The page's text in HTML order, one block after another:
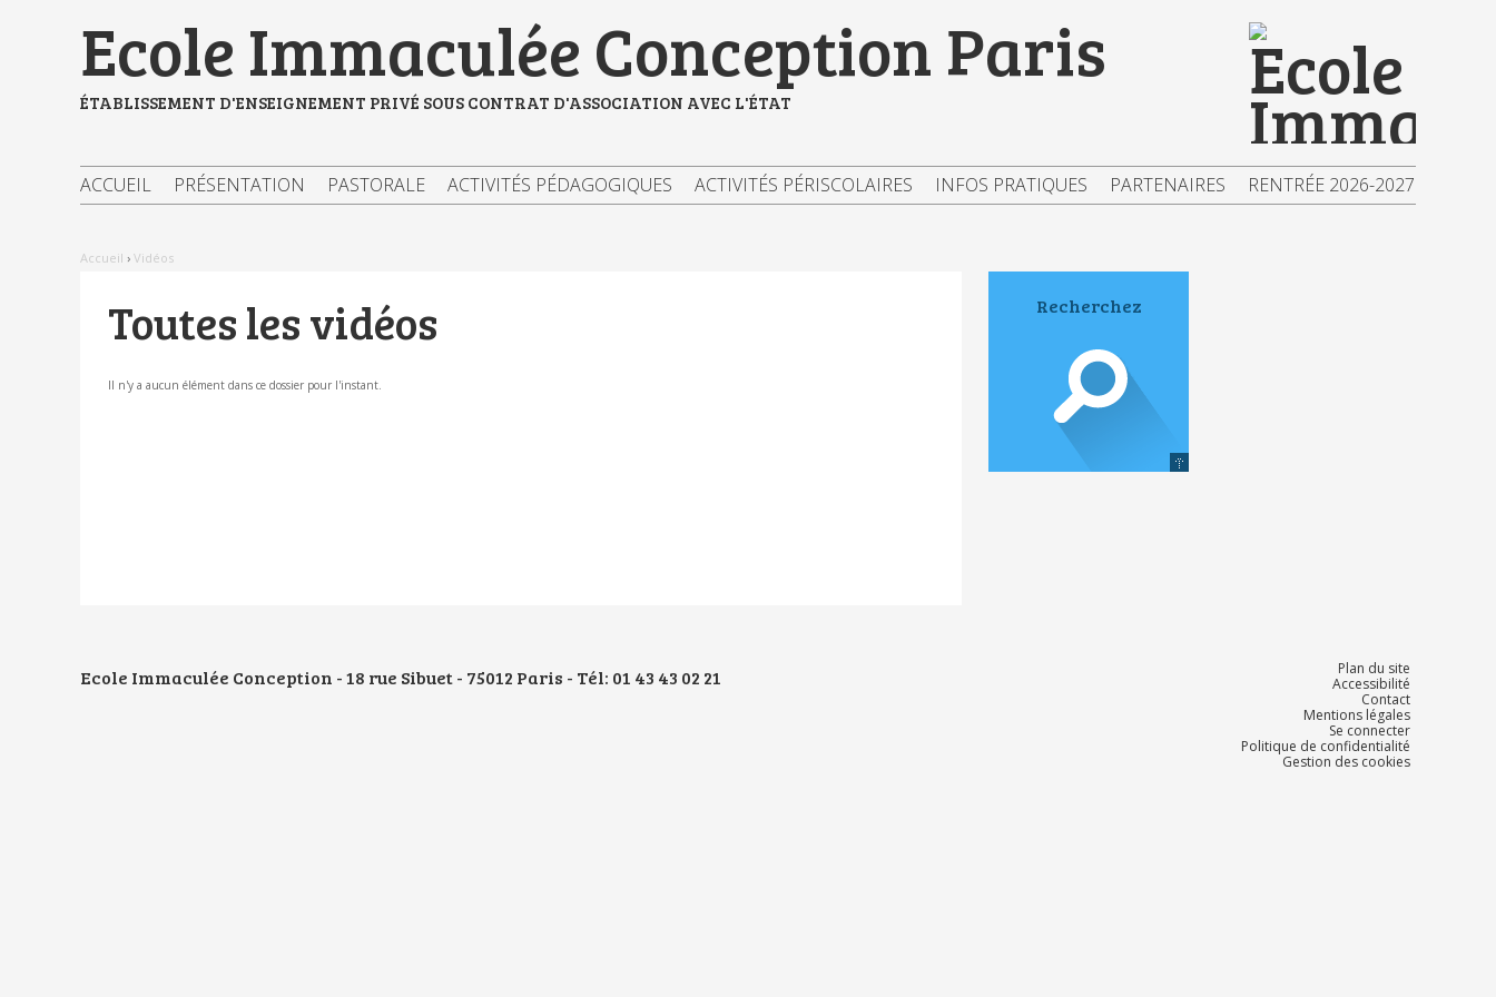
contenu.
Aller
la
Ecole Immaculée Conception Paris
ÉTABLISSEMENT D'ENSEIGNEMENT PRIVÉ SOUS CONTRAT D'ASSOCIATION AVEC L'ÉTAT
ACCUEIL PRÉSENTATION PASTORALE ACTIVITÉS PÉDAGOGIQUES ACTIVITÉS PÉRISCOLAIRES INFOS PRATIQUES PARTENAIRES RENTRÉE 2026-2027
Accueil › Vidéos
Toutes les vidéos
Il n'y a aucun élément dans ce dossier pour l'instant.
Ecole Immaculée Conception - 18 rue Sibuet - 75012 Paris - Tél: 01 43 43 02 21
Plan du site
Accessibilité
Contact
Mentions légales
Se connecter
Politique de confidentialité
Gestion des cookies